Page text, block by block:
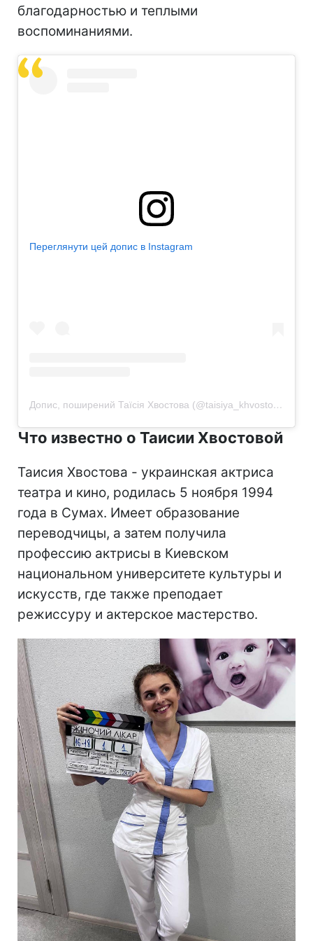
благодарностью и теплыми
воспоминаниями.
Переглянути цей допис в Instagram
Допис, поширений Таїсія Хвостова (@taisiya_khvostova)
Что известно о Таисии Хвостовой
Таисия Хвостова - украинская актриса
театра и кино, родилась 5 ноября 1994
года в Сумах. Имеет образование
переводчицы, а затем получила
профессию актрисы в Киевском
национальном университете культуры и
искусств, где также преподает
режиссуру и актерское мастерство.